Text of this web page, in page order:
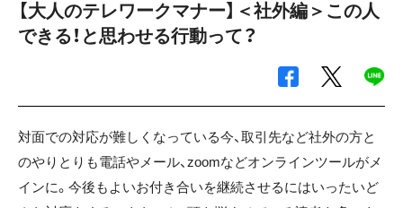
【大人のテレワークマナー】＜社外編＞この人
できる！と思わせる行動って？
対面での対応が難しくなっている今、取引先など社外の方と
のやりとりも電話やメール、zoomなどオンラインツールがメ
インに。今後もよいお付き合いを継続させるにはいったいど